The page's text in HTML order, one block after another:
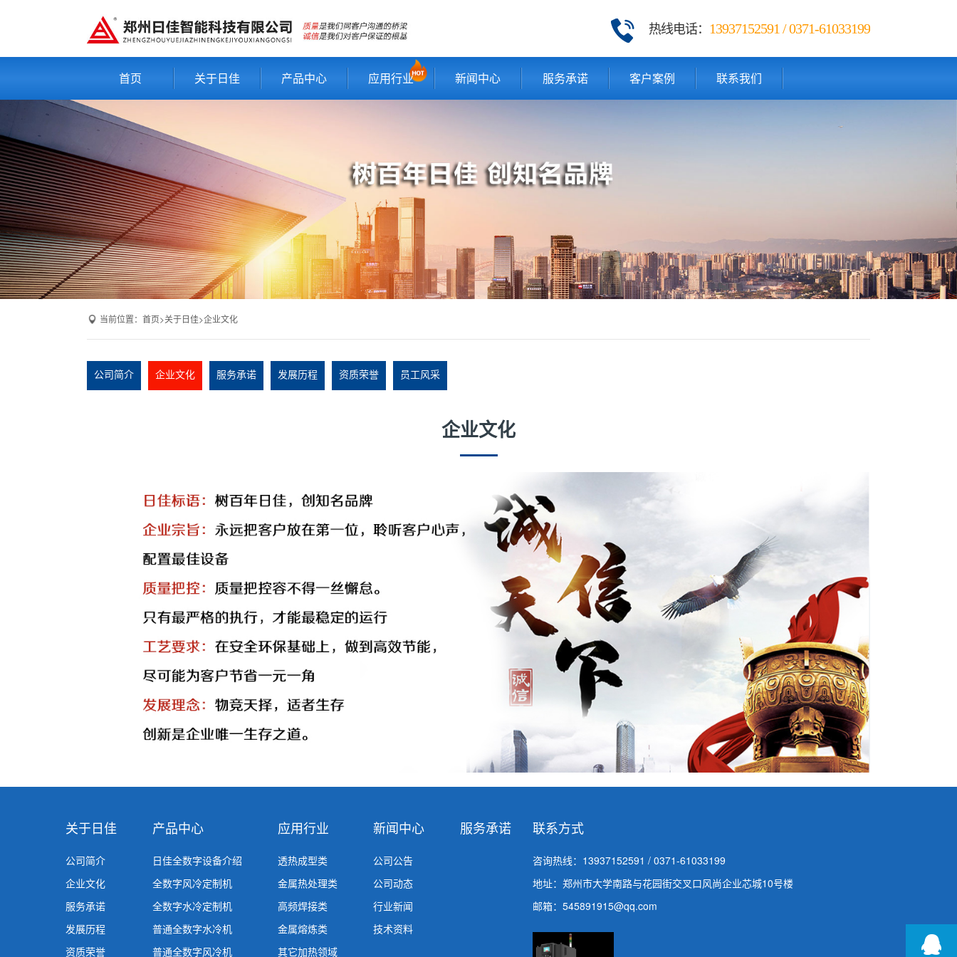
热线电话： 13937152591 / 0371-61033199
首页 关于日佳 产品中心 应用行业 新闻中心 服务承诺 客户案例 联系我们
当前位置： 首页>关于日佳>企业文化
公司简介 企业文化 服务承诺 发展历程 资质荣誉 员工风采
企业文化
关于日佳
公司简介
企业文化
服务承诺
发展历程
资质荣誉
产品中心
日佳全数字设备介绍
全数字风冷定制机
全数字水冷定制机
普通全数字水冷机
普通全数字风冷机
应用行业
透热成型类
金属热处理类
高频焊接类
金属熔炼类
其它加热领域
新闻中心
公司公告
公司动态
行业新闻
技术资料
服务承诺 联系方式
咨询热线： 13937152591 / 0371-61033199
地址：郑州市大学南路与花园街交叉口风尚企业芯城10号楼
邮箱：545891915@qq.com